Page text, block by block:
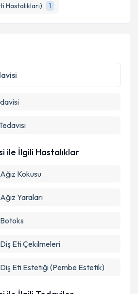
Hastalıkları) 1
işlenmesine ilişkin
ve kişisel verilerimin belirtilen
kabul ediyorum.
Talebini Gönder
ile İlgili Hastalıklar
Kokusu
Yaraları
Eti Çekilmeleri
Eti Estetiği (Pembe Estetik)